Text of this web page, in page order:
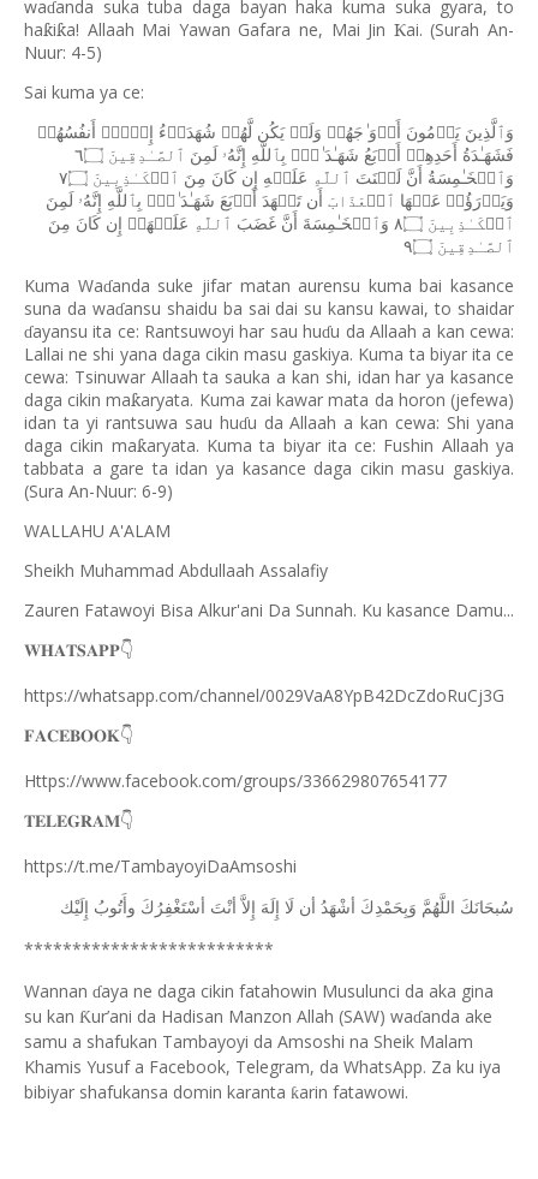
waɗanda suka tuba daga bayan haka kuma suka gyara, to
haƙiƙa! Allaah Mai Yawan Gafara ne, Mai Jin Ƙai. (Surah An-
Nuur: 4-5)
Sai kuma ya ce:
وَٱلَّذِینَ یَرۡمُونَ أَزۡوَ ٰ⁠جَهُمۡ وَلَمۡ یَكُن لَّهُمۡ شُهَدَاۤءُ إِلَّاۤ
أَنفُسُهُمۡ
فَشَهَـٰدَةُ
أَحَدِهِمۡ أَرۡبَعُ شَهَـٰدَ ٰ⁠تِۭ بِٱللَّهِ إِنَّهُۥ لَمِنَ ٱلصَّـٰدِقِینَ ٦۝
وَٱلۡخَـٰمِسَةُ أَنَّ لَعۡنَتَ ٱللَّهِ عَلَیۡهِ إِن كَانَ مِنَ ٱلۡكَـٰذِبِینَ ٧۝
وَیَدۡرَؤُا۟ عَنۡهَا ٱلۡعَذَابَ أَن تَشۡهَدَ أَرۡبَعَ شَهَـٰدَ ٰ⁠تِۭ بِٱللَّهِ إِنَّهُۥ لَمِنَ
ٱلۡكَـٰذِبِینَ ٨۝ وَٱلۡخَـٰمِسَةَ أَنَّ غَضَبَ ٱللَّهِ عَلَیۡهَاۤ إِن كَانَ مِنَ
ٱلصَّـٰدِقِینَ ٩۝
Kuma Waɗanda suke jifar matan aurensu kuma bai kasance
suna da waɗansu shaidu ba sai dai su kansu kawai, to shaidar
ɗayansu ita ce: Rantsuwoyi har sau huɗu da Allaah a kan cewa:
Lallai ne shi yana daga cikin masu gaskiya. Kuma ta biyar ita ce
cewa: Tsinuwar Allaah ta sauka a kan shi, idan har ya kasance
daga cikin maƙaryata. Kuma zai kawar mata da horon (jefewa)
idan ta yi rantsuwa sau huɗu da Allaah a kan cewa: Shi yana
daga cikin maƙaryata. Kuma ta biyar ita ce: Fushin Allaah ya
tabbata a gare ta idan ya kasance daga cikin masu gaskiya.
(Sura An-Nuur: 6-9)
WALLAHU A'ALAM
Sheikh Muhammad Abdullaah Assalafiy
Zauren Fatawoyi Bisa Alkur'ani Da Sunnah. Ku kasance Damu...
𝐖𝐇𝐀𝐓𝐒𝐀𝐏𝐏👇
https://whatsapp.com/channel/0029VaA8YpB42DcZdoRuCj3G
𝐅𝐀𝐂𝐄𝐁𝐎𝐎𝐊👇
Https://www.facebook.com/groups/336629807654177
𝐓𝐄𝐋𝐄𝐆𝐑𝐀𝐌👇
https://t.me/TambayoyiDaAmsoshi
ﺳُﺒﺤَﺎﻧَﻚَ ﺍﻟﻠَّﻬُﻢَّ ﻭَﺑِﺤَﻤْﺪِﻙَ ﺃﺷْﻬَﺪُ ﺃﻥ ﻟَﺎ ﺇِﻟَﻪَ ﺇِﻻَّ ﺃﻧْﺖَ ﺃﺳْﺘَﻐْﻔِﺮُﻙَ ﻭﺃَﺗُﻮﺏُ ﺇِﻟَﻴْﻚ
**************************
Wannan ɗaya ne daga cikin fatahowin Musulunci da aka gina
su kan Ƙur’ani da Hadisan Manzon Allah (SAW) waɗanda ake
samu a shafukan Tambayoyi da Amsoshi na Sheik Malam
Khamis Yusuf a Facebook, Telegram, da WhatsApp. Za ku iya
bibiyar shafukansa domin karanta ƙarin fatawowi.